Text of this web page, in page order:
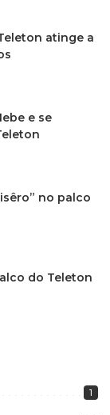
atinge a
e se
no palco
do Teleton
1